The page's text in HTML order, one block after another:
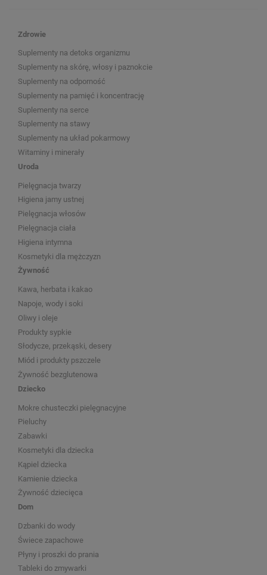
Zdrowie
Suplementy na detoks organizmu
Suplementy na skórę, włosy i paznokcie
Suplementy na odporność
Suplementy na pamięć i koncentrację
Suplementy na serce
Suplementy na stawy
Suplementy na układ pokarmowy
Witaminy i minerały
Uroda
Pielęgnacja twarzy
Higiena jamy ustnej
Pielęgnacja włosów
Pielęgnacja ciała
Higiena intymna
Kosmetyki dla mężczyzn
Żywność
Kawa, herbata i kakao
Napoje, wody i soki
Oliwy i oleje
Produkty sypkie
Słodycze, przekąski, desery
Miód i produkty pszczele
Żywność bezglutenowa
Dziecko
Mokre chusteczki pielęgnacyjne
Pieluchy
Zabawki
Kosmetyki dla dziecka
Kąpiel dziecka
Kamienie dziecka
Żywność dziecięca
Dom
Dzbanki do wody
Świece zapachowe
Płyny i proszki do prania
Tableki do zmywarki